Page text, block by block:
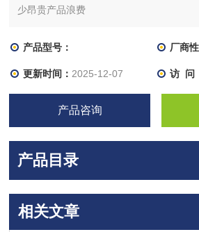
少昂贵产品浪费
产品型号： 厂商
更新时间： 2025-12-07 访 问
产品咨询
产品目录
相关文章